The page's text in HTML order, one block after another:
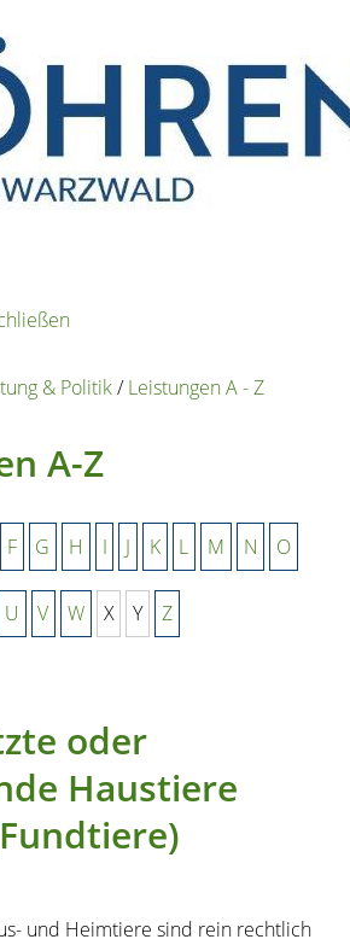
& Politik/Leistungen A - Z
A-Z
F G H I J K L M N O
U V W X Y Z
oder
Haustiere
und Heimtiere sind rein rechtlich